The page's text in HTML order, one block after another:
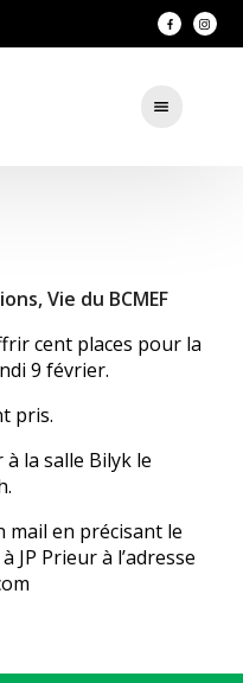
,Vie du BCMEF
cent places pour la
9 février.
pris.
la salle Bilyk le
mail en précisant le
JP Prieur à l’adresse